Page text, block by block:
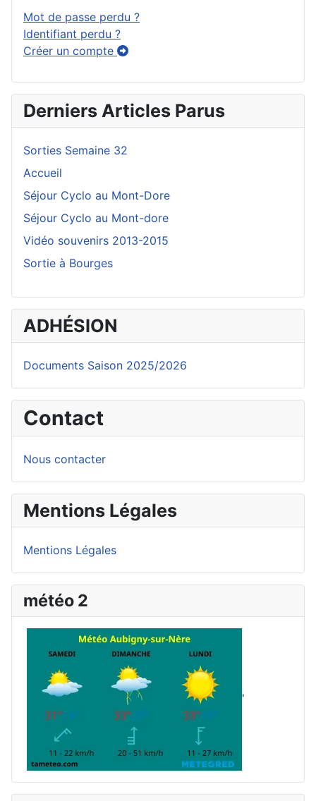
Mot de passe perdu ?
Identifiant perdu ?
Créer un compte
Derniers Articles Parus
Sorties Semaine 32
Accueil
Séjour Cyclo au Mont-Dore
Séjour Cyclo au Mont-dore
Vidéo souvenirs 2013-2015
Sortie à Bourges
ADHÉSION
Documents Saison 2025/2026
Contact
Nous contacter
Mentions Légales
Mentions Légales
météo 2
'